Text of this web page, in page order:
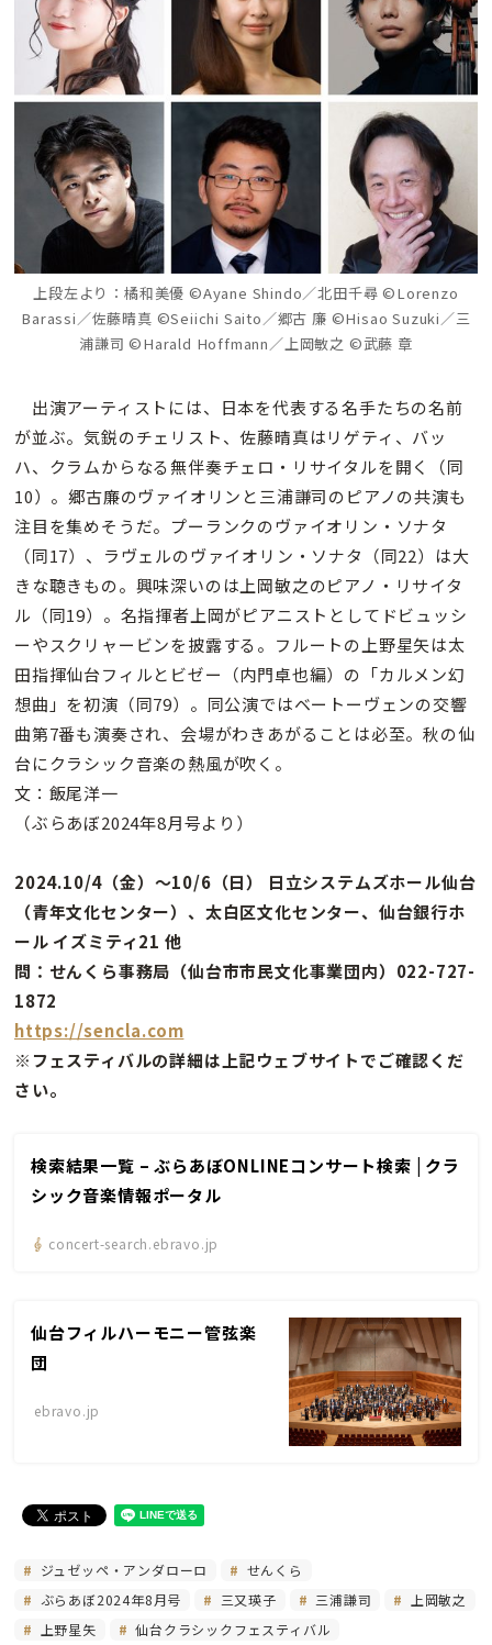
上段左より：橘和美優 ©Ayane Shindo／北田千尋 ©Lorenzo
Barassi／佐藤晴真 ©Seiichi Saito／郷古 廉 ©Hisao Suzuki／三
浦謙司 ©Harald Hoffmann／上岡敏之 ©武藤 章
出演アーティストには、日本を代表する名手たちの名前
が並ぶ。気鋭のチェリスト、佐藤晴真はリゲティ、バッ
ハ、クラムからなる無伴奏チェロ・リサイタルを開く（同
10）。郷古廉のヴァイオリンと三浦謙司のピアノの共演も
注目を集めそうだ。プーランクのヴァイオリン・ソナタ
（同17）、ラヴェルのヴァイオリン・ソナタ（同22）は大
きな聴きもの。興味深いのは上岡敏之のピアノ・リサイタ
ル（同19）。名指揮者上岡がピアニストとしてドビュッシ
ーやスクリャービンを披露する。フルートの上野星矢は太
田指揮仙台フィルとビゼー（内門卓也編）の「カルメン幻
想曲」を初演（同79）。同公演ではベートーヴェンの交響
曲第7番も演奏され、会場がわきあがることは必至。秋の仙
台にクラシック音楽の熱風が吹く。
文：飯尾洋一
（ぶらあぼ2024年8月号より）
2024.10/4（金）～10/6（日） 日立システムズホール仙台
（青年文化センター）、太白区文化センター、仙台銀行ホ
ール イズミティ21 他
問：せんくら事務局（仙台市市民文化事業団内）022-727-
1872
https://sencla.com
※フェスティバルの詳細は上記ウェブサイトでご確認くだ
さい。
検索結果一覧 – ぶらあぼONLINEコンサート検索 | クラ
シック音楽情報ポータル
concert-search.ebravo.jp
仙台フィルハーモニー管弦楽
団
ebravo.jp
ジュゼッペ・アンダローロ
せんくら
ぶらあぼ2024年8月号
三又瑛子 三浦謙司
上岡敏之
上野星矢
仙台クラシックフェスティバル